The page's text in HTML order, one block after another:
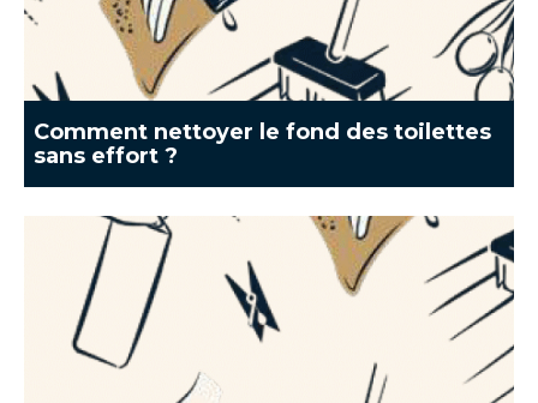
Comment nettoyer le fond des toilettes
sans effort ?